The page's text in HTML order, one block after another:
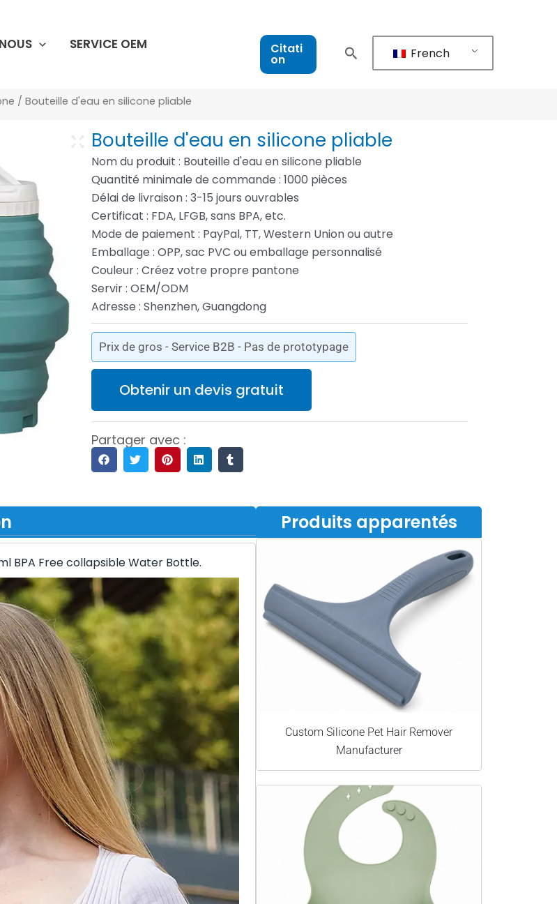
SERVICE OEM
Citati
on French
/ Bouteille d'eau en silicone pliable
Bouteille d'eau en silicone pliable
Nom du produit : Bouteille d'eau en silicone pliable
Quantité minimale de commande : 1000 pièces
Délai de livraison : 3-15 jours ouvrables
Certificat : FDA, LFGB, sans BPA, etc.
Mode de paiement : PayPal, TT, Western Union ou autre
Emballage : OPP, sac PVC ou emballage personnalisé
Couleur : Créez votre propre pantone
Servir : OEM/ODM
Adresse : Shenzhen, Guangdong
Prix de gros - Service B2B - Pas de prototypage
Obtenir un devis gratuit
Partager avec :
BPA Free collapsible Water Bottle.
Produits apparentés
Custom Silicone Pet Hair Remover
Manufacturer